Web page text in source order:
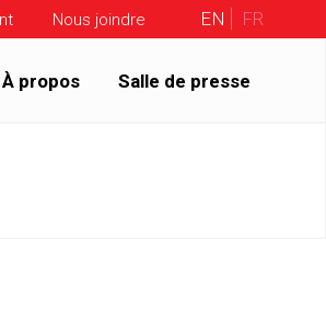
Nous joindre EN FR
À propos Salle de presse